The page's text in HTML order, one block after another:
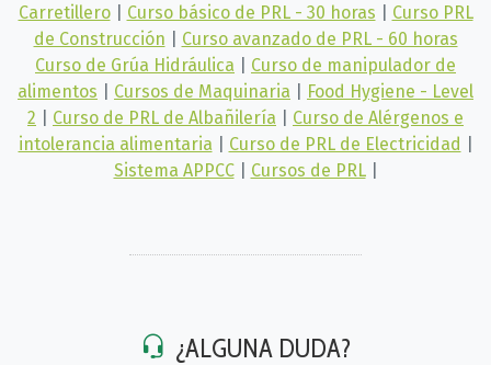
Carretillero
Curso básico de PRL - 30 horas
Curso PRL
de Construcción
Curso avanzado de PRL - 60 horas
Curso de Grúa Hidráulica
Curso de manipulador de
alimentos
Cursos de Maquinaria
Food Hygiene - Level
2
Curso de PRL de Albañilería
Curso de Alérgenos e
intolerancia alimentaria
Curso de PRL de Electricidad
Sistema APPCC
Cursos de PRL
¿ALGUNA DUDA?